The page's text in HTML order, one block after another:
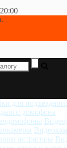
домофона